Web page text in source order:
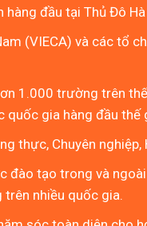
đầu tại Thủ Đô Hà
(VIECA) và các tổ
1.000 trường trên
quốc gia hàng đầu thế
thực, Chuyên nghiệp,
đào tạo trong và
nhiều quốc gia.